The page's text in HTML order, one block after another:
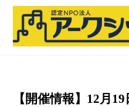
【開催情報】12月